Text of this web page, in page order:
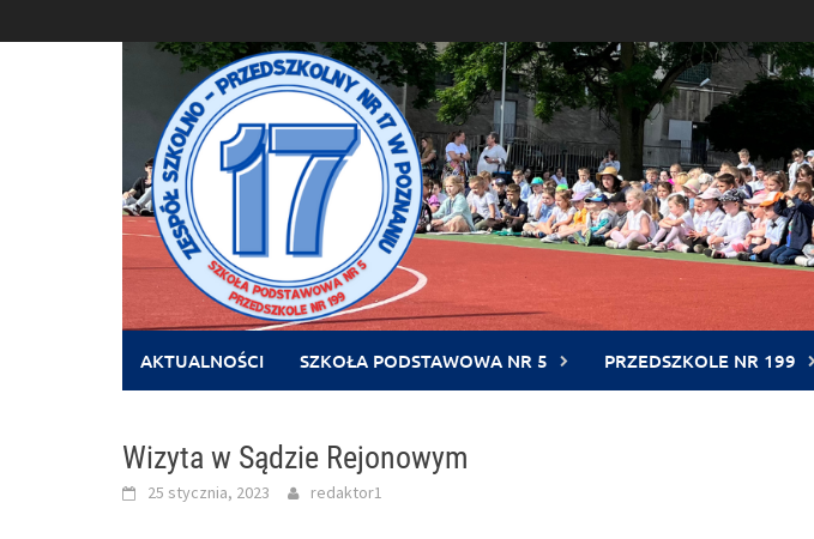
to
AKTUALNOŚCI SZKOŁA PODSTAWOWA NR 5 PRZEDSZKOLE NR 199
Wizyta w Sądzie Rejonowym
25 stycznia, 2023 redaktor1